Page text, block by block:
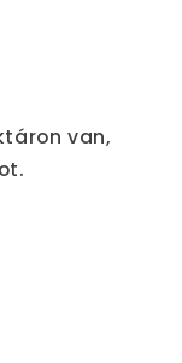
van,